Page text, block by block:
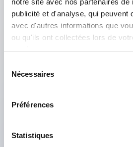
publicité et d'analyse, qui peuvent
avec d'autres informations que
ou qu'ils ont collectées lors de
services.
Nécessaires
Préférences
Statistiques
montage/démontage de
également facile même lors
serré.
La structure de protection
de type fermé)
normes EN. (Sauf buzzer)